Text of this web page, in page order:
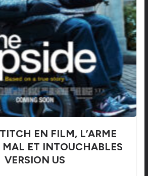
EN FILM, L’ARME
MAL ET INTOUCHABLES
VERSION US